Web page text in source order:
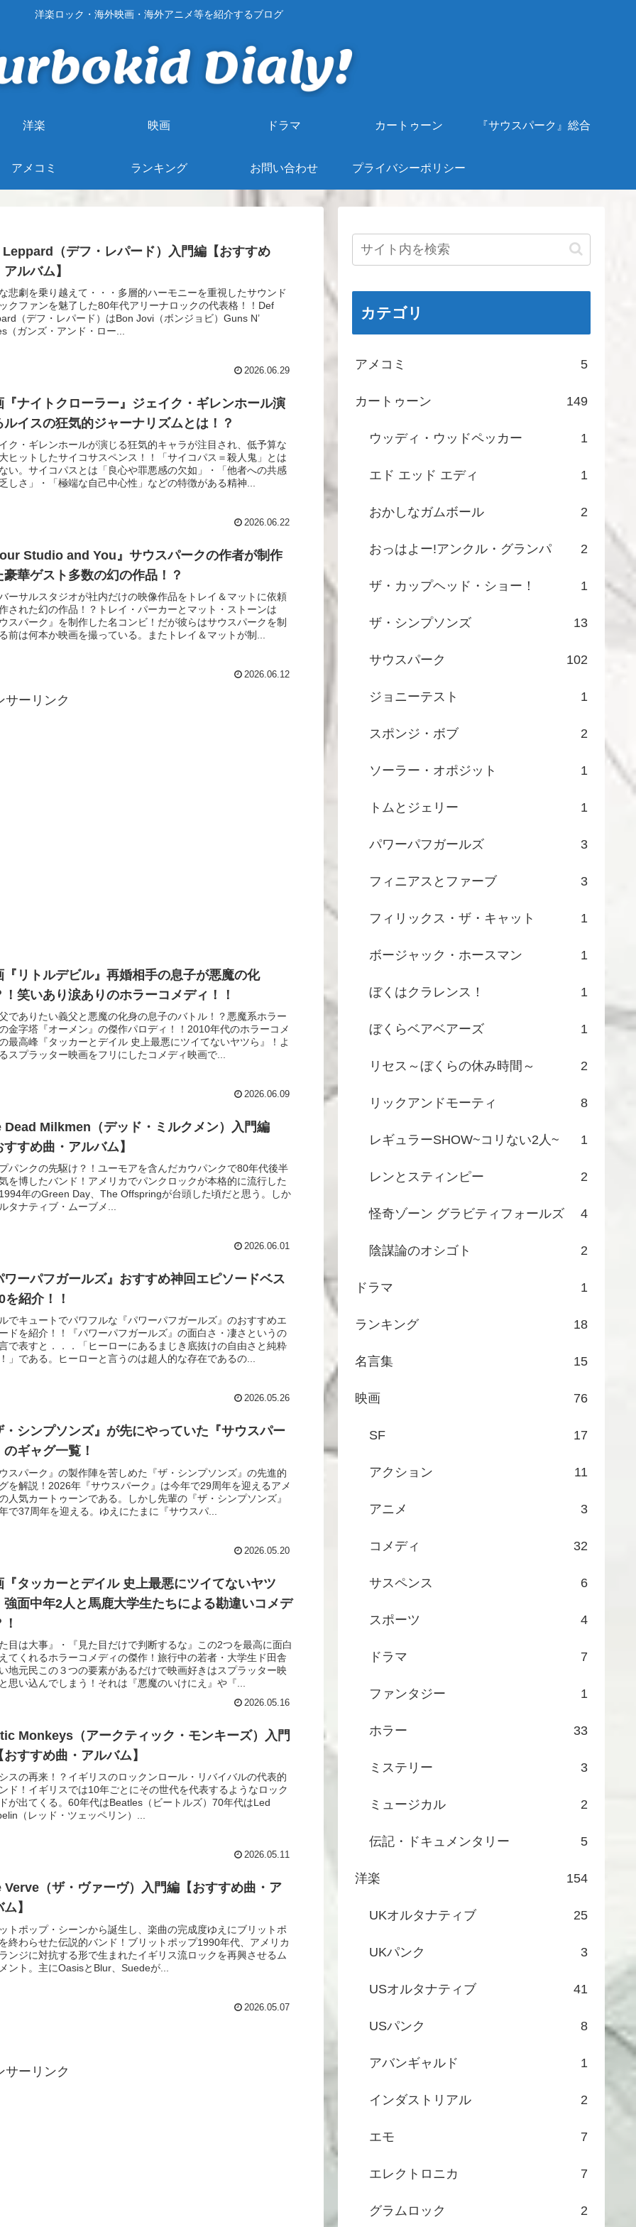
洋楽ロック・海外映画・海外アニメ等を紹介するブログ
洋楽 映画 ドラマ カートゥーン 『サウスパーク』総合
アメコミ ランキング お問い合わせ プライバシーポリシー
Leppard（デフ・レパード）入門編【おすすめ
ルバム】
悲劇を乗り越えて・・・多層的ハーモニーを重視したサウンド
クファンを魅了した80年代アリーナロックの代表格！！Def
（デフ・レパード）はBon Jovi（ボンジョビ）Guns N’
（ガンズ・アンド・ロー...
2026.06.29
『ナイトクローラー』ジェイク・ギレンホール演
ルイスの狂気的ジャーナリズムとは！？
ク・ギレンホールが演じる狂気的キャラが注目され、低予算な
ヒットしたサイコサスペンス！！「サイコパス＝殺人鬼」とは
い。サイコパスとは「良心や罪悪感の欠如」・「他者への共感
しさ」・「極端な自己中心性」などの特徴がある精神...
2026.06.22
Studio and You』サウスパークの作者が制作
豪華ゲスト多数の幻の作品！？
ーサルスタジオが社内だけの映像作品をトレイ＆マットに依頼
された幻の作品！？トレイ・パーカーとマット・ストーンは
スパーク』を制作した名コンビ！だが彼らはサウスパークを制
前は何本か映画を撮っている。またトレイ＆マットが制...
2026.06.12
サーリンク
『リトルデビル』再婚相手の息子が悪魔の化
！笑いあり涙ありのホラーコメディ！！
でありたい義父と悪魔の化身の息子のバトル！？悪魔系ホラー
金字塔『オーメン』の傑作パロディ！！2010年代のホラーコメ
最高峰『タッカーとデイル 史上最悪にツイてないヤツら』！よ
スプラッター映画をフリにしたコメディ映画で...
2026.06.09
Dead Milkmen（デッド・ミルクメン）入門編
すすめ曲・アルバム】
パンクの先駆け？！ユーモアを含んだカウパンクで80年代後半
を博したバンド！アメリカでパンクロックが本格的に流行した
年のGreen Day、The Offspringが台頭した頃だと思う。しか
タナティブ・ムーブメ...
2026.06.01
ワーパフガールズ』おすすめ神回エピソードベス
を紹介！！
でキュートでパワフルな『パワーパフガールズ』のおすすめエ
ドを紹介！！『パワーパフガールズ』の面白さ・凄さというの
で表すと．．．「ヒーローにあるまじき底抜けの自由さと純粋
」である。ヒーローと言うのは超人的な存在であるの...
2026.05.26
・シンプソンズ』が先にやっていた『サウスパー
のギャグ一覧！
スパーク』の製作陣を苦しめた『ザ・シンプソンズ』の先進的
を解説！2026年『サウスパーク』は今年で29周年を迎えるアメ
人気カートゥーンである。しかし先輩の『ザ・シンプソンズ』
で37周年を迎える。ゆえにたまに『サウスパ...
2026.05.20
『タッカーとデイル 史上最悪にツイてないヤツ
強面中年2人と馬鹿大学生たちによる勘違いコメデ
目は大事』・『見た目だけで判断するな』この2つを最高に面白
てくれるホラーコメディの傑作！旅行中の若者・大学生ド田舎
地元民この３つの要素があるだけで映画好きはスプラッター映
思い込んでしまう！それは『悪魔のいけにえ』や『...
2026.05.16
Monkeys（アークティック・モンキーズ）入門
おすすめ曲・アルバム】
スの再来！？イギリスのロックンロール・リバイバルの代表的
ド！イギリスでは10年ごとにその世代を代表するようなロック
が出てくる。60年代はBeatles（ビートルズ）70年代はLed
（レッド・ツェッペリン）...
2026.05.11
Verve（ザ・ヴァーヴ）入門編【おすすめ曲・ア
】
トポップ・シーンから誕生し、楽曲の完成度ゆえにブリットポ
終わらせた伝説的バンド！ブリットポップ1990年代、アメリカ
ンジに対抗する形で生まれたイギリス流ロックを再興させるム
ント。主にOasisとBlur、Suedeが...
2026.05.07
サーリンク
カテゴリ
アメコミ 5
カートゥーン 149
ウッディ・ウッドペッカー 1
エド エッド エディ 1
おかしなガムボール 2
おっはよー!アンクル・グランパ 2
ザ・カップヘッド・ショー！ 1
ザ・シンプソンズ 13
サウスパーク 102
ジョニーテスト 1
スポンジ・ボブ 2
ソーラー・オポジット 1
トムとジェリー 1
パワーパフガールズ 3
フィニアスとファーブ 3
フィリックス・ザ・キャット 1
ボージャック・ホースマン 1
ぼくはクラレンス！ 1
ぼくらベアベアーズ 1
リセス～ぼくらの休み時間～ 2
リックアンドモーティ 8
レギュラーSHOW~コリない2人~ 1
レンとスティンピー 2
怪奇ゾーン グラビティフォールズ 4
陰謀論のオシゴト 2
ドラマ 1
ランキング 18
名言集 15
映画 76
SF 17
アクション 11
アニメ 3
コメディ 32
サスペンス 6
スポーツ 4
ドラマ 7
ファンタジー 1
ホラー 33
ミステリー 3
ミュージカル 2
伝記・ドキュメンタリー 5
洋楽 154
UKオルタナティブ 25
UKパンク 3
USオルタナティブ 41
USパンク 8
アバンギャルド 1
インダストリアル 2
エモ 7
エレクトロニカ 7
グラムロック 2